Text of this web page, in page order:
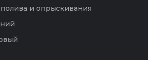
и опрыскивания